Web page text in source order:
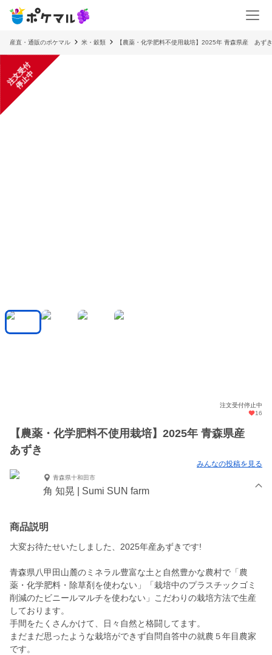
産直・通販のポケマル 米・穀類 【農薬・化学肥料不使用栽培】2025年 青森県産 あ
注
文
受
付
停
止
中
注文受付停止中
16
【農薬・化学肥料不使用栽培】2025年 青森県産
あずき
みんなの投稿を見る
青森県十和田市
角 知晃 | Sumi SUN farm
商品説明
大変お待たせいたしました、2025年産あずきです!
青森県八甲田山麓のミネラル豊富な土と自然豊かな農村で「農
薬・化学肥料・除草剤を使わない」「栽培中のプラスチックゴミ
削減のたビニールマルチを使わない」こだわりの栽培方法で生産
しております。
手間をたくさんかけて、日々自然と格闘してます。
まだまだ思ったような栽培ができず自問自答中の就農５年目農家
です。